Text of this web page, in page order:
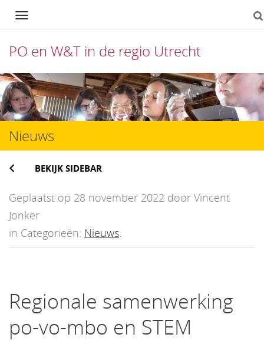
Navigation
PO en W&T in de regio Utrecht
Direct
naar
het
inhoud
Nieuws
BEKIJK SIDEBAR
Geplaatst op 28 november 2022 door Vincent
Jonker
in Categorieën: Nieuws.
Regionale samenwerking
po-vo-mbo en STEM